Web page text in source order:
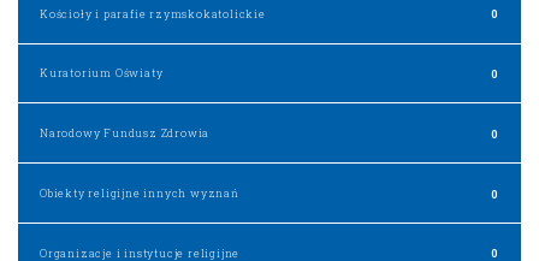
Kościoły i parafie rzymskokatolickie 0
Kuratorium Oświaty 0
Narodowy Fundusz Zdrowia 0
Obiekty religijne innych wyznań 0
Organizacje i instytucje religijne 0